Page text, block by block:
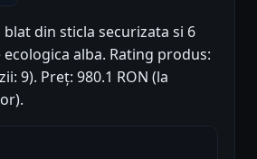
din sticla securizata si 6
alba. Rating produs:
9). Preț: 980.1 RON (la